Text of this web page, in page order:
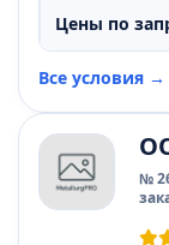
Цены по
Все условия →
№